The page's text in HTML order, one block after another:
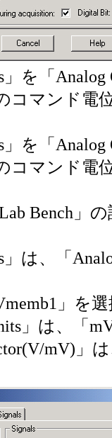
」を「
コマンド電
」を「
コマンド電
Bench」
」は、「
」を
」は、「
mV)」